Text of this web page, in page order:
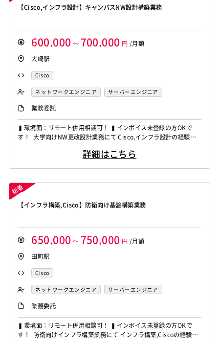
【Cisco,インフラ設計】キャンパスNW設計構築業務
600,000 ～ 700,000 円 /月額
大崎駅
Cisco
ネットワークエンジニア サーバーエンジニア
業務委託
▍環境面：リモート併用相談可！ ▍インボイス未登録の方OKで
す！ 大学向けNW更改設計業務にて Cisco,インフラ設計の経験者
応 ・L2L3ネットワーク設計業務 ・機器設定や切替作業支援 ・顧
詳細はこちら
【インフラ構築,Cisco】防衛向け基盤構築業務
650,000 ～ 750,000 円 /月額
田町駅
Cisco
ネットワークエンジニア サーバーエンジニア
業務委託
▍環境面：リモート併用相談可！ ▍インボイス未登録の方OKで
す！ 防衛向けインフラ構築業務にて インフラ構築,Ciscoの経験者